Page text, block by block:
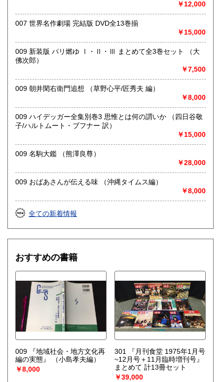
・日本全国出張買取可能です。ご希望のお客様はメールにて
ご連絡いただくか、042-407-5798までお電話ください。
《宅配買取ご希望の方》
せください。
・本の背表紙の写真を事前にメールでお送りいただけると助
・買取できない本もございます。その際はご了承ください。
《店頭買取ご希望の方》
・東京都小金井市の実店舗までお持ちください。
・営業時間 10:00～19:00 定休日:木曜日
哲学宗教、歴史、古典籍、近代文献、趣味、サブカルチャ
東洋医学、占い、易学、四柱推命、武道、鉄道、近代資料、
古地図、美術、雑誌、受験参考書、CD、DVDなど
￥12,000
007 世界名作劇場 完結版 DVD全13巻揃
￥15,000
009 新装版 パリ燃ゆ Ⅰ・Ⅱ・Ⅲ まとめて全3巻セット （大
佛次郎）
￥7,500
009 朝井閑右衛門追想 （草野心平/匠秀夫 編）
￥8,000
009 ハイデッガー全集別巻3 思惟とは何の謂いか （四日谷敬
子/ハルトムート・ブフナー 訳）
￥15,000
009 名駒大鑑 （熊澤良尊）
￥28,000
009 おばあさんが伝える味 （沖縄タイムス編）
￥8,000
全ての新着情報
おすすめの書籍
009 『地域社会・地方文化再
編の実態』
（小島孝夫編）
￥8,000
301 『月刊食堂 1975年1月号
~12月号＋11月臨時増刊号』
まとめて 計13冊セット
￥39,000